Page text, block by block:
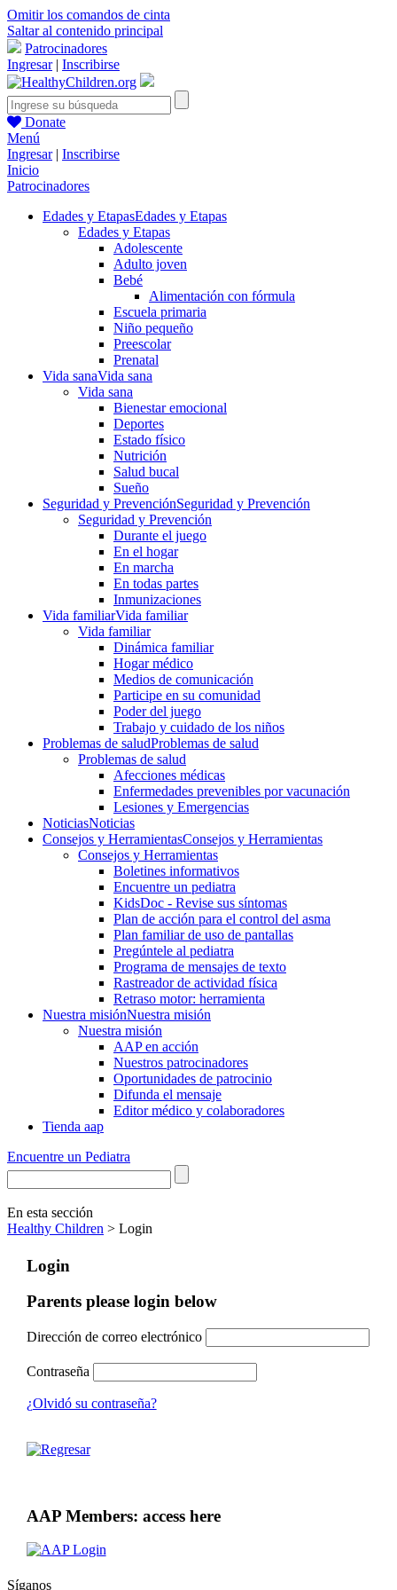
Omitir los comandos de cinta
Saltar al contenido principal
Patrocinadores
Ingresar| Inscribirse
Donate
Menú
Ingresar| Inscribirse
Inicio
Patrocinadores
Edades y EtapasEdades y Etapas
Edades y Etapas
Adolescente
Adulto joven
Bebé
Alimentación con fórmula
Escuela primaria
Niño pequeño
Preescolar
Prenatal
Vida sanaVida sana
Vida sana
Bienestar emocional
Deportes
Estado físico
Nutrición
Salud bucal
Sueño
Seguridad y PrevenciónSeguridad y Prevención
Seguridad y Prevención
Durante el juego
En el hogar
En marcha
En todas partes
Inmunizaciones
Vida familiarVida familiar
Vida familiar
Dinámica familiar
Hogar médico
Medios de comunicación
Participe en su comunidad
Poder del juego
Trabajo y cuidado de los niños
Problemas de saludProblemas de salud
Problemas de salud
Afecciones médicas
Enfermedades prevenibles por vacunación
Lesiones y Emergencias
NoticiasNoticias
Consejos y HerramientasConsejos y Herramientas
Consejos y Herramientas
Boletines informativos
Encuentre un pediatra
KidsDoc - Revise sus síntomas
Plan de acción para el control del asma
Plan familiar de uso de pantallas
Pregúntele al pediatra
Programa de mensajes de texto
Rastre​​ador de activida​d física
Retraso motor: herramienta
Nuestra misiónNuestra misión
Nuestra misión
AAP en acción
Nuestros patrocinadores
Oportunidades de patrocinio
Difunda el mensaje
Editor médico y colaboradores
Tienda aap
Encuentre un Pediatra
En esta sección
Healthy Children > Login
Login
Parents please login below
Dirección de correo electrónico
Contraseña
¿Olvidó su contraseña?
AAP Members: access here
Síganos